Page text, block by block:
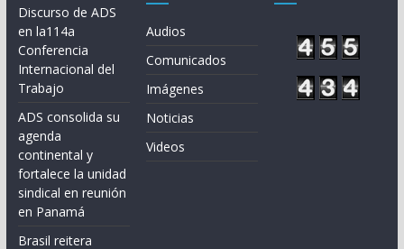
Discurso de ADS
en la114a
Conferencia
Internacional del
Trabajo
ADS consolida su
agenda
continental y
fortalece la unidad
sindical en reunión
en Panamá
Brasil reitera
Audios
Comunicados
Imágenes
Noticias
Videos